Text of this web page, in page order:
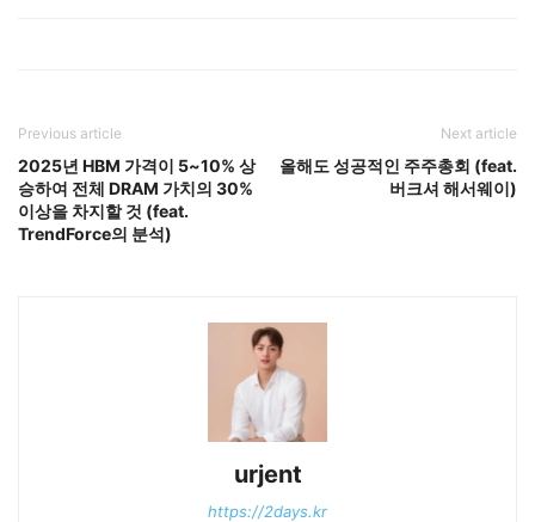
Previous article
2025년 HBM 가격이 5~10% 상
승하여 전체 DRAM 가치의 30%
이상을 차지할 것 (feat.
TrendForce의 분석)
Next article
올해도 성공적인 주주총회 (feat.
버크셔 해서웨이)
urjent
https://2days.kr